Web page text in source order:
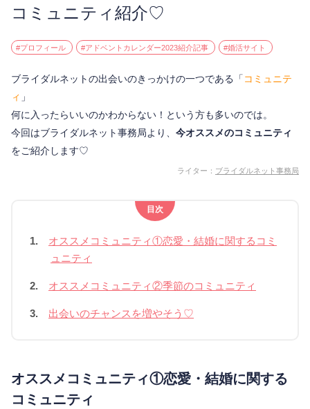
コミュニティ紹介♡
#プロフィール #アドベントカレンダー2023紹介記事 #婚活サイト
ブライダルネットの出会いのきっかけの一つである「 コミュニテ
ィ 」
何に入ったらいいのかわからない！という方も多いのでは。
今回はブライダルネット事務局より、 今オススメのコミュニティ
をご紹介します♡
ライター： ブライダルネット事務局
目次
1.
オススメコミュニティ①恋愛・結婚に関するコミ
ュニティ
2. オススメコミュニティ②季節のコミュニティ
3. 出会いのチャンスを増やそう♡
オススメコミュニティ①恋愛・結婚に関する
コミュニティ